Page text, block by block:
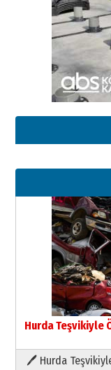
Hurda Teşvikiyle
🖊 Hurda
Paranın Aile
03 Ağustos 2026
09
Yusuf
yazar
11